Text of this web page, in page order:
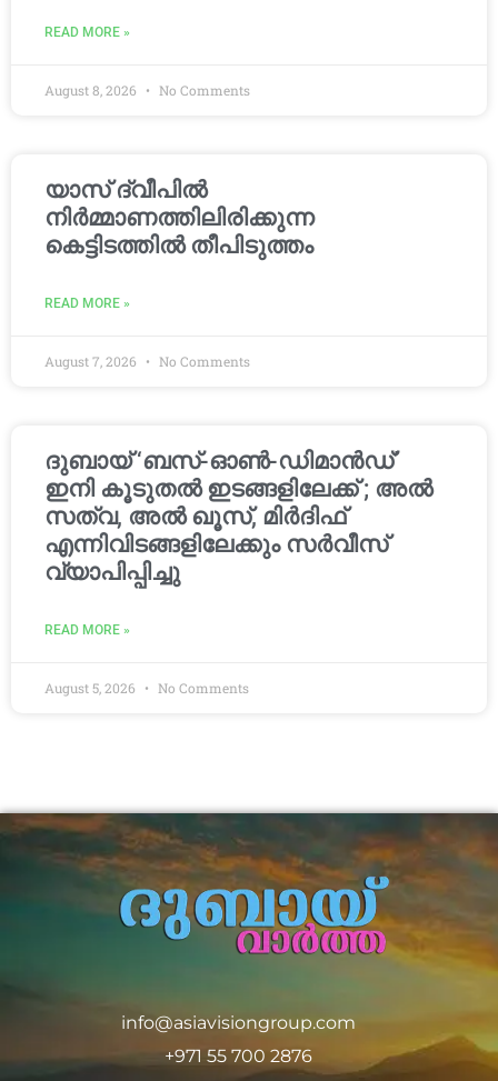
READ MORE »
August 8, 2026 No Comments
യാസ് ദ്വീപിൽ
നിർമ്മാണത്തിലിരിക്കുന്ന
കെട്ടിടത്തിൽ തീപിടുത്തം
READ MORE »
August 7, 2026 No Comments
ദുബായ് ‘ബസ്-ഓൺ-ഡിമാൻഡ്’
ഇനി കൂടുതൽ ഇടങ്ങളിലേക്ക് ; അൽ
സത്വ, അൽ ഖൂസ്, മിർദിഫ്
എന്നിവിടങ്ങളിലേക്കും സർവീസ്
വ്യാപിപ്പിച്ചു
READ MORE »
August 5, 2026 No Comments
info@asiavisiongroup.com
+971 55 700 2876